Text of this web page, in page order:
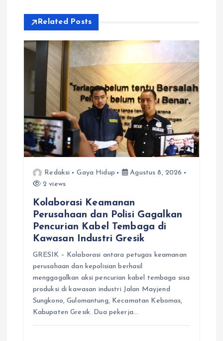
p
Related Posts
Redaksi Gaya Hidup
Agustus 8, 2026
2 views
Kolaborasi Keamanan
Perusahaan dan Polisi Gagalkan
Pencurian Kabel Tembaga di
Kawasan Industri Gresik
GRESIK – Kolaborasi antara petugas keamanan
perusahaan dan kepolisian berhasil
menggagalkan aksi pencurian kabel tembaga sisa
produksi di kawasan industri Jalan Mayjend
Sungkono, Gulomantung, Kecamatan Kebomas,
Kabupaten Gresik. Dua pekerja…